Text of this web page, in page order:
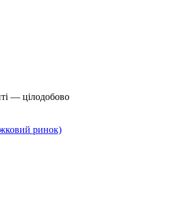
— цілодобово
ринок)